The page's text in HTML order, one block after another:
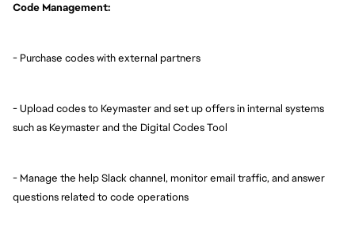
Code Management:
- Purchase codes with external partners
- Upload codes to Keymaster and set up offers in internal systems
such as Keymaster and the Digital Codes Tool
- Manage the help Slack channel, monitor email traffic, and answer
questions related to code operations